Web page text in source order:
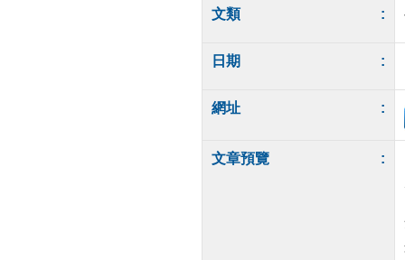
文類 :
日期 :
網址 :
文章預覽 :